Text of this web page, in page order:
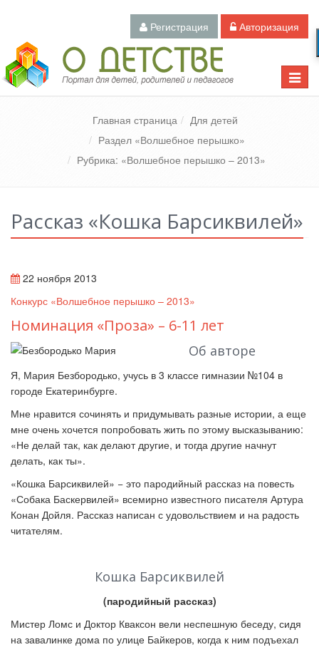
Регистрация Авторизация
Toggle
Педагогический портал «О детстве»
Главная страница
Для детей
Раздел «Волшебное перышко»
Рубрика: «Волшебное перышко – 2013»
Рассказ «Кошка Барсиквилей»
22 ноября 2013
Конкурс «Волшебное перышко – 2013»
Номинация «Проза» – 6-11 лет
Об авторе
Я, Мария Безбородько, учусь в 3 классе гимназии №104 в
городе Екатеринбурге.
Мне нравится сочинять и придумывать разные истории, а еще
мне очень хочется попробовать жить по этому высказыванию:
«Не делай так, как делают другие, и тогда другие начнут
делать, как ты».
«Кошка Барсиквилей» − это пародийный рассказ на повесть
«Собака Баскервилей» всемирно известного писателя Артура
Конан Дойля. Рассказ написан с удовольствием и на радость
читателям.
Кошка Барсиквилей
(пародийный рассказ)
Мистер Ломс и Доктор Кваксон вели неспешную беседу, сидя
на завалинке дома по улице Байкеров, когда к ним подъехал